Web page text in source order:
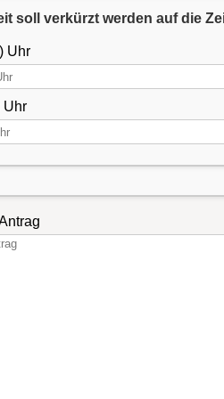
soll verkürzt werden auf die
Uhr
Uhr